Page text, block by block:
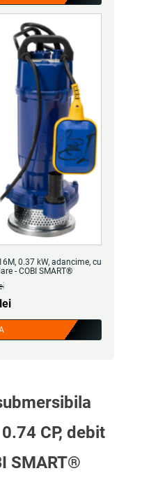
0.37 kW, adancime, cu
- COBI SMART®
leiPrețul
curent
este:
CP, debit
SMART®